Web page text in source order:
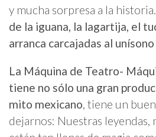
y mucha sorpresa a la historia.
de la iguana, la lagartija, el
arranca carcajadas al unísono
La Máquina de Teatro-
tiene no sólo una gran
mito mexicano, tiene un
dejarnos: Nuestras leyendas,